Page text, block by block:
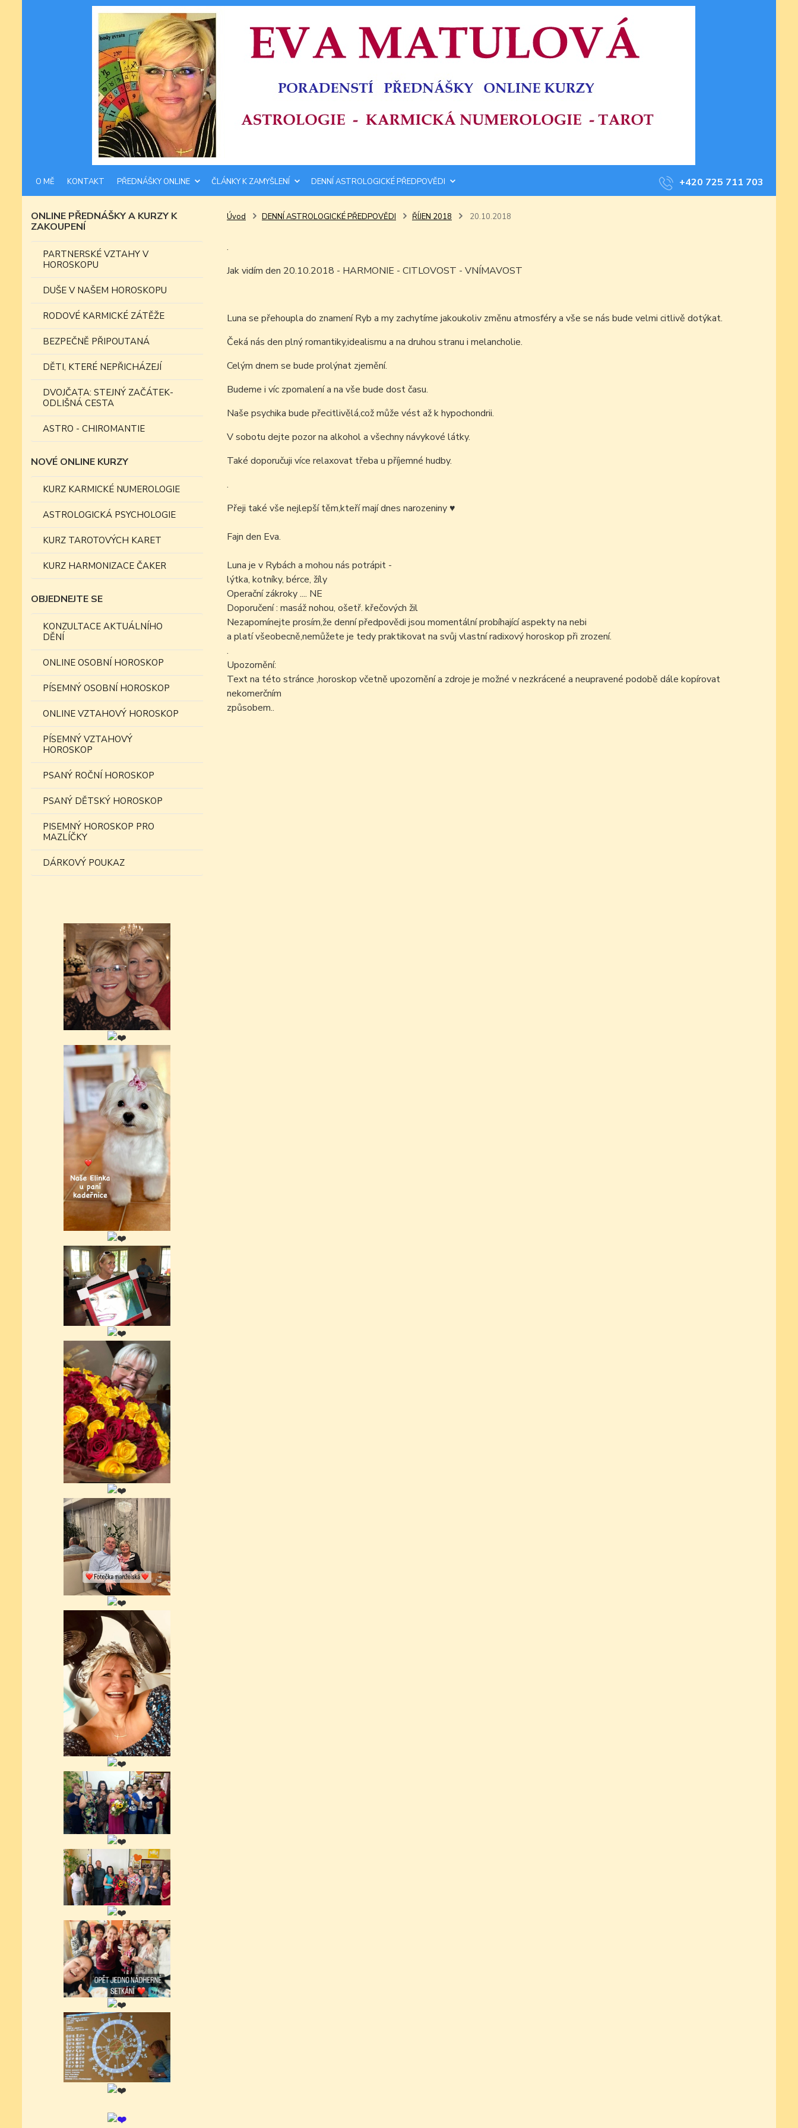
O MĚ KONTAKT PŘEDNÁŠKY ONLINE ČLÁNKY K ZAMYŠLENÍ DENNÍ ASTROLOGICKÉ PŘEDPOVĚDI +420 725 711 703
ONLINE PŘEDNÁŠKY A KURZY K
ZAKOUPENÍ
PARTNERSKÉ VZTAHY V
HOROSKOPU
DUŠE V NAŠEM HOROSKOPU
RODOVÉ KARMICKÉ ZÁTĚŽE
BEZPEČNĚ PŘIPOUTANÁ
DĚTI, KTERÉ NEPŘICHÁZEJÍ
DVOJČATA: STEJNÝ ZAČÁTEK-
ODLIŠNÁ CESTA
ASTRO - CHIROMANTIE
NOVÉ ONLINE KURZY
KURZ KARMICKÉ NUMEROLOGIE
ASTROLOGICKÁ PSYCHOLOGIE
KURZ TAROTOVÝCH KARET
KURZ HARMONIZACE ČAKER
OBJEDNEJTE SE
KONZULTACE AKTUÁLNÍHO
DĚNÍ
ONLINE OSOBNÍ HOROSKOP
PÍSEMNÝ OSOBNÍ HOROSKOP
ONLINE VZTAHOVÝ HOROSKOP
PÍSEMNÝ VZTAHOVÝ
HOROSKOP
PSANÝ ROČNÍ HOROSKOP
PSANÝ DĚTSKÝ HOROSKOP
PISEMNÝ HOROSKOP PRO
MAZLÍČKY
DÁRKOVÝ POUKAZ
Úvod DENNÍ ASTROLOGICKÉ PŘEDPOVĚDI ŘÍJEN 2018 20.10.2018
.
Jak vidím den 20.10.2018 - HARMONIE - CITLOVOST - VNÍMAVOST
Luna se přehoupla do znamení Ryb a my zachytíme jakoukoliv změnu atmosféry a vše se nás bude velmi citlivě dotýkat.
Čeká nás den plný romantiky,idealismu a na druhou stranu i melancholie.
Celým dnem se bude prolýnat zjemění.
Budeme i víc zpomalení a na vše bude dost času.
Naše psychika bude přecitlivělá,což může vést až k hypochondrii.
V sobotu dejte pozor na alkohol a všechny návykové látky.
Také doporučuji více relaxovat třeba u příjemné hudby.
.
Přeji také vše nejlepší těm,kteří mají dnes narozeniny♥
Fajn den Eva.
Luna je v Rybách a mohou nás potrápit -
lýtka, kotníky, bérce, žíly
Operační zákroky .... NE
Doporučení : masáž nohou, ošetř. křečových žil
Nezapomínejte prosím,že denní předpovědi jsou momentální probíhající aspekty na nebi
a platí všeobecně,nemůžete je tedy praktikovat na svůj vlastní radixový horoskop při zrození.
.
Upozornění:
Text na této stránce ,horoskop včetně upozornění a zdroje je možné v nezkrácené a neupravené podobě dále kopírovat
nekomerčním
způsobem..